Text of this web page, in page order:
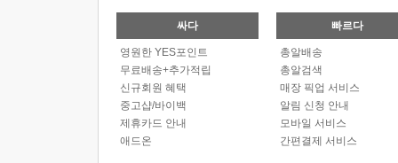
싸다
영원한 YES포인트
무료배송+추가적립
신규회원 혜택
중고샵/바이백
제휴카드 안내
애드온
빠르다
총알배송
총알검색
매장 픽업 서비스
알림 신청 안내
모바일 서비스
간편결제 서비스